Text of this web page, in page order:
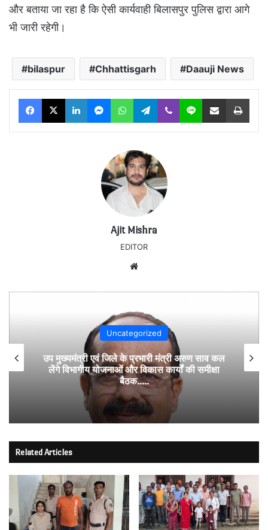
और बताया जा रहा है कि ऐसी कार्यवाही बिलासपुर पुलिस द्वारा आगे
भी जारी रहेगी।
bilaspur Chhattisgarh Daauji News
Facebook
X LinkedInMessengerWhatsAppTelegram
Viber Line Share via Email Print
Ajit Mishra
EDITOR
Uncategorized
उप मुख्यमंत्री एवं जिले के प्रभारी मंत्री अरुण साव कल
लेंगे विभागीय योजनाओं और विकास कार्यों की समीक्षा
बैठक…..
Related Articles